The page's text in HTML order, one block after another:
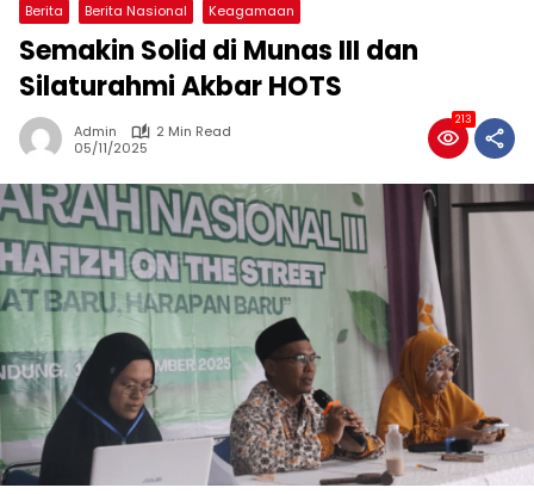
Berita Berita Nasional Keagamaan
Semakin Solid di Munas III dan
Silaturahmi Akbar HOTS
Admin
2 Min Read
05/11/2025
213